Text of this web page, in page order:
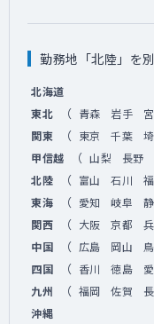
勤務地「北陸」を
北海道
東北
（ 青森 岩手
関東 （ 東京 千葉
甲信越 （ 山梨 長野
北陸 （ 富山 石川
東海 （ 愛知 岐阜
関西 （ 大阪 京都
中国 （ 広島 岡山
四国 （ 香川 徳島
九州 （ 福岡 佐賀
沖縄